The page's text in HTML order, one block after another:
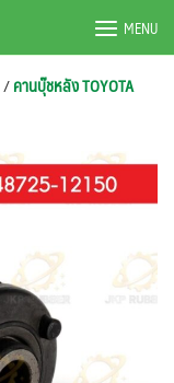
MENU
/คานบุ๊ชหลัง TOYOTA